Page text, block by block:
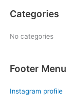
Categories
No categories
Footer Menu
Instagram profile